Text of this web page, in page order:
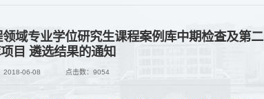
域专业学位研究生课程案例库中期检查及第二
目 遴选结果的通知
2018-06-08 点击数：9054